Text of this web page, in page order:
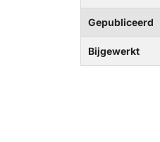
Gepubliceerd
Bijgewerkt